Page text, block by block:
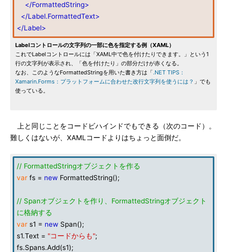
</FormattedString>
</Label.FormattedText>
</Label>
Labelコントロールの文字列の一部に色を指定する例（XAML）
これでLabelコントロールには「XAML中で色を付けたりできます。」という1
行の文字列が表示され、「色を付けたり」の部分だけが赤くなる。
なお、このようなFormattedStringを用いた書き方は「.NET TIPS：
Xamarin.Forms：プラットフォームに合わせた改行文字列を使うには？ 」でも
使っている。
上と同じことをコードビハインドでもできる（次のコード）。
難しくはないが、XAMLコードよりはちょっと面倒だ。
// FormattedStringオブジェクトを作る
var fs = new FormattedString();
// Spanオブジェクトを作り、FormattedStringオブジェクト
に格納する
var s1 = new Span();
s1.Text = "コードからも";
fs.Spans.Add(s1);